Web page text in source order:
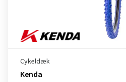
Cykeldæk
Kenda